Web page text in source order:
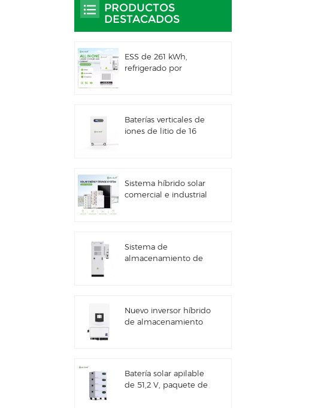
PRODUCTOS
DESTACADOS
ESS de 261 kWh,
refrigerado por
Baterías verticales de
iones de litio de 16
Sistema híbrido solar
comercial e industrial
Sistema de
almacenamiento de
gabinete para baterías
de litio de 60 kWh,
Nuevo inversor híbrido
de almacenamiento
Batería solar apilable
de 51,2 V, paquete de